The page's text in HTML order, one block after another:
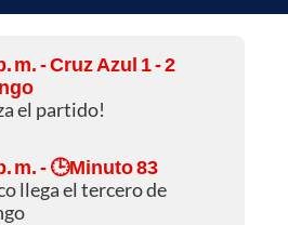
m.- Cruz Azul 1 - 2
el partido!
m.- 🕒Minuto 83
llega el tercero de